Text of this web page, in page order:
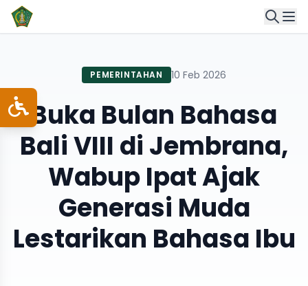
PEMERINTAHAN 10 Feb 2026
Buka Bulan Bahasa
Bali VIII di Jembrana,
Wabup Ipat Ajak
Generasi Muda
Lestarikan Bahasa Ibu